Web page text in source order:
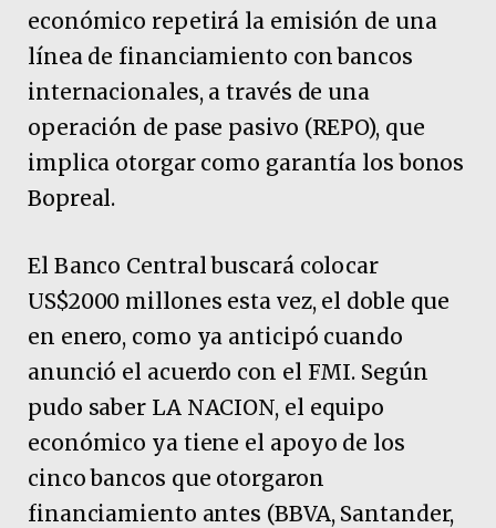
económico repetirá la emisión de una
línea de financiamiento con bancos
internacionales, a través de una
operación de pase pasivo (REPO), que
implica otorgar como garantía los bonos
Bopreal.
El Banco Central buscará colocar
US$2000 millones esta vez, el doble que
en enero, como ya anticipó cuando
anunció el acuerdo con el FMI. Según
pudo saber LA NACION, el equipo
económico ya tiene el apoyo de los
cinco bancos que otorgaron
financiamiento antes (BBVA, Santander,